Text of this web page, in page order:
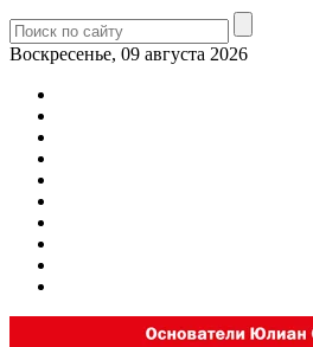
Воскресенье, 09 августа 2026